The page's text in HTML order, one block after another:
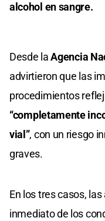
alcohol en sangre.
Desde laAgencia
advirtieron que las
procedimientos
“completamente
vial”, con un riesgo
graves.
En los tres casos,
inmediato de los